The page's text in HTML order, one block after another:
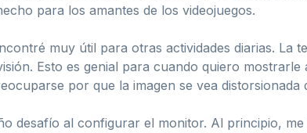
para los amantes de los videojuegos.
muy útil para otras actividades diarias. La
Esto es genial para cuando quiero
por que la imagen se vea distorsionada
desafío al configurar el monitor. Al principio,